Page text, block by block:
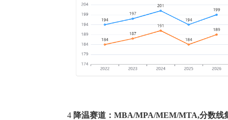
4 降温赛道：MBA/MPA/MEM/MTA,